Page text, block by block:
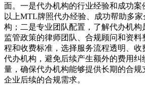
面。一是代办机构的行业经验和成功案
以上MTL牌照代办经验、成功帮助多
构；二是专业团队配置，了解代办机构
监管政策的律师团队、合规顾问和资
程和收费标准，选择服务流程透明、收
代办机构，避免后续产生额外的费用纠
量，确保代办机构能够提供长期的合规
企业后续的合规需求。